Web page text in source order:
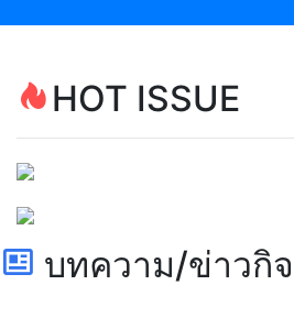
HOT ISSUE
บทความ/ข่าวกิ